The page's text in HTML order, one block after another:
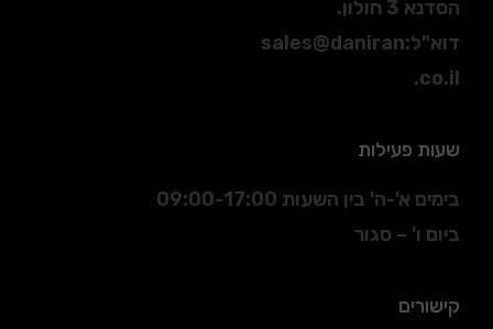
הסדנא 3 חולון.
דוא"ל:
sales@daniran
.co.il
שעות פעילות
בימים א'-ה' בין השעות 09:00-17:00
ביום ו' – סגור
קישורים